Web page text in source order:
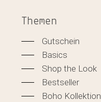
Themen
Gutschein
Basics
Shop the Look
Bestseller
Boho Kollektion